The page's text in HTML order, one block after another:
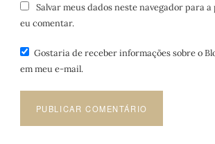
Salvar meus dados neste navegador para
eu comentar.
Gostaria de receber informações sobre o
em meu e-mail.